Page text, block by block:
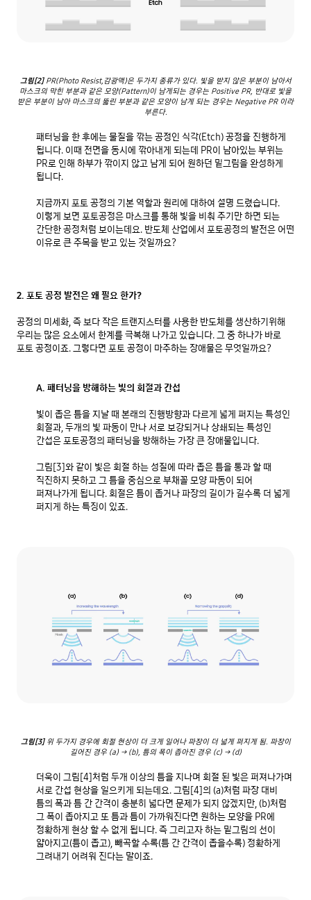
그림[2]PR(Photo Resist,감광액)은 두가지 종류가 있다. 빛을 받지 않은 부분이 남아서
마스크의 막힌 부분과 같은 모양(Pattern)이 남게되는 경우는 Positive PR, 반대로 빛을
받은 부분이 남아 마스크의 뚫린 부분과 같은 모양이 남게 되는 경우는 Negative PR 이라
부른다.
패터닝을 한 후에는 물질을 깎는 공정인 식각(Etch) 공정을 진행하게
됩니다. 이때 전면을 동시에 깎아내게 되는데 PR이 남아있는 부위는
PR로 인해 하부가 깎이지 않고 남게 되어 원하던 밑그림을 완성하게
됩니다.
지금까지 포토 공정의 기본 역할과 원리에 대하여 설명 드렸습니다.
이렇게 보면 포토공정은 마스크를 통해 빛을 비춰 주기만 하면 되는
간단한 공정처럼 보이는데요. 반도체 산업에서 포토공정의 발전은 어떤
이유로 큰 주목을 받고 있는 것일까요?
2. 포토 공정 발전은 왜 필요 한가?
공정의 미세화, 즉 보다 작은 트랜지스터를 사용한 반도체를 생산하기위해
우리는 많은 요소에서 한계를 극복해 나가고 있습니다. 그 중 하나가 바로
포토 공정이죠. 그렇다면 포토 공정이 마주하는 장애물은 무엇일까요?
A. 패터닝을 방해하는 빛의 회절과 간섭
빛이 좁은 틈을 지날 때 본래의 진행방향과 다르게 넓게 퍼지는 특성인
회절과, 두개의 빛 파동이 만나 서로 보강되거나 상쇄되는 특성인
간섭은 포토공정의 패터닝을 방해하는 가장 큰 장애물입니다.
그림[3]와 같이 빛은 회절 하는 성질에 따라 좁은 틈을 통과 할 때
직진하지 못하고 그 틈을 중심으로 부채꼴 모양 파동이 되어
퍼져나가게 됩니다. 회절은 틈이 좁거나 파장의 길이가 길수록 더 넓게
퍼지게 하는 특징이 있죠.
그림[3]위 두가지 경우에 회절 현상이 더 크게 일어나 파장이 더 넓게 퍼지게 됨. 파장이
길어진 경우 (a) → (b), 틈의 폭이 좁아진 경우 (c) → (d)
더욱이 그림[4]처럼 두개 이상의 틈을 지나며 회절 된 빛은 퍼져나가며
서로 간섭 현상을 일으키게 되는데요. 그림[4]의 (a)처럼 파장 대비
틈의 폭과 틈 간 간격이 충분히 넓다면 문제가 되지 않겠지만, (b)처럼
그 폭이 좁아지고 또 틈과 틈이 가까워진다면 원하는 모양을 PR에
정확하게 현상 할 수 없게 됩니다. 즉 그리고자 하는 밑그림의 선이
얇아지고(틈이 좁고), 빼곡할 수록(틈 간 간격이 좁을수록) 정확하게
그려내기 어려워 진다는 말이죠.